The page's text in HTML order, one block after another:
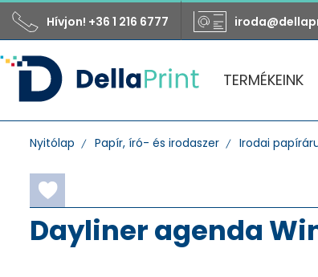
Hívjon! +36 1 216 6777
TERMÉKEINK
Nyitólap Papír, író- és irodaszer Irodai
Dayliner agenda